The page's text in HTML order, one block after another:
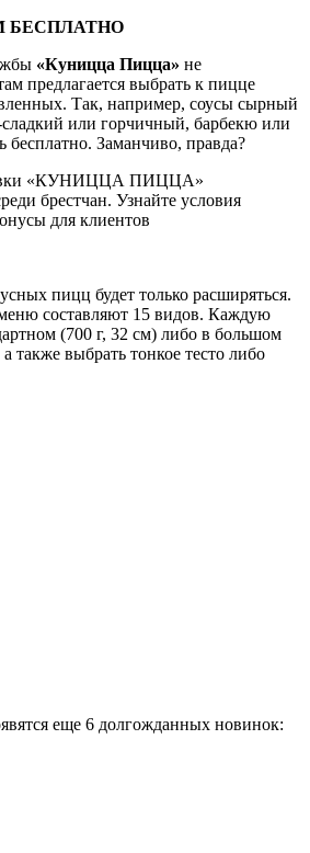
БЕСПЛАТНО
«Куницца Пицца» не
предлагается выбрать к пицце
Так, например, соусы сырный
или горчичный, барбекю или
бесплатно. Заманчиво, правда?
пицц будет только расширяться.
составляют 15 видов. Каждую
(700 г, 32 см) либо в большом
также выбрать тонкое тесто либо
еще 6 долгожданных новинок: